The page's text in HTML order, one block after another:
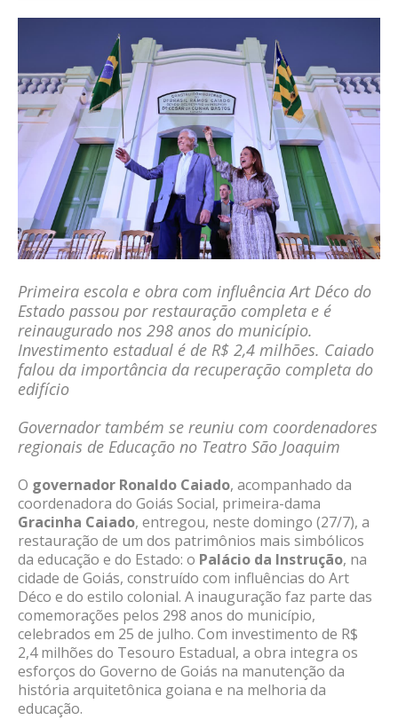
Primeira escola e obra com influência Art Déco do
Estado passou por restauração completa e é
reinaugurado nos 298 anos do município.
Investimento estadual é de R$ 2,4 milhões. Caiado
falou da importância da recuperação completa do
edifício
Governador também se reuniu com coordenadores
regionais de Educação no Teatro São Joaquim
O governador Ronaldo Caiado, acompanhado da
coordenadora do Goiás Social, primeira-dama
Gracinha Caiado, entregou, neste domingo (27/7), a
restauração de um dos patrimônios mais simbólicos
da educação e do Estado: o Palácio da Instrução, na
cidade de Goiás, construído com influências do Art
Déco e do estilo colonial. A inauguração faz parte das
comemorações pelos 298 anos do município,
celebrados em 25 de julho. Com investimento de R$
2,4 milhões do Tesouro Estadual, a obra integra os
esforços do Governo de Goiás na manutenção da
história arquitetônica goiana e na melhoria da
educação.